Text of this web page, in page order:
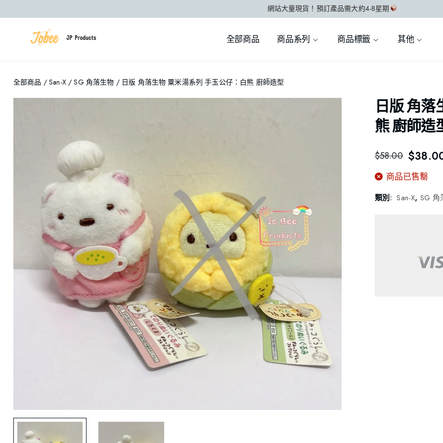
網站大量現貨！預訂產品需大約4-8星期
全部商品 商品系列 商品標籤 其他
全部商品 /San-X/SG 角落生物 / 日版 角落生物 粟米湯系列 手玉公仔：白熊 廚師造型
日版 角
熊 廚師造
$58.00 $
商品已售罊
類別: San-X, SG 角